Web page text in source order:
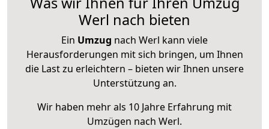
Werl nach bieten
Ein Umzug nach Werl kann viele
Herausforderungen mit sich bringen, um Ihnen
die Last zu erleichtern – bieten wir Ihnen unsere
Unterstützung an.
Wir haben mehr als 10 Jahre Erfahrung mit
Umzügen nach Werl.